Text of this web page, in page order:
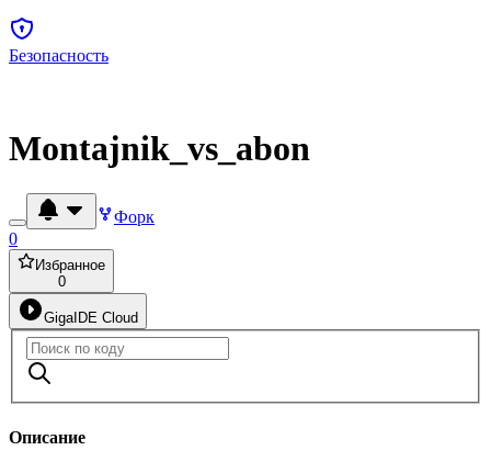
Безопасность
Montajnik_vs_abon
Форк
0
Избранное
0
GigaIDE Cloud
Описание